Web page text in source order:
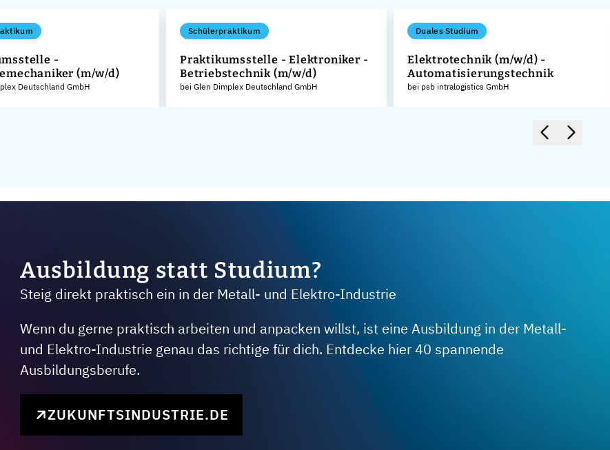
-
(m/w/d)
Deutschland GmbH
Schülerpraktikum
Praktikumsstelle - Elektroniker -
Betriebstechnik (m/w/d)
bei Glen Dimplex Deutschland GmbH
Duales Studium
Elektrotechnik (m/w/d) -
Automatisierungstechnik
bei psb intralogistics GmbH
Ausbildung statt Studium?
Steig direkt praktisch ein in der Metall- und Elektro-Industrie
Wenn du gerne praktisch arbeiten und anpacken willst, ist eine Ausbildung in der Metall-
und Elektro-Industrie genau das richtige für dich. Entdecke hier 40 spannende
Ausbildungsberufe.
ZUKUNFTSINDUSTRIE.DE